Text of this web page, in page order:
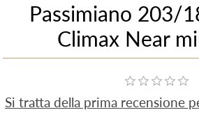
Passimiano 203/
Climax Near
Si tratta della prima recensione